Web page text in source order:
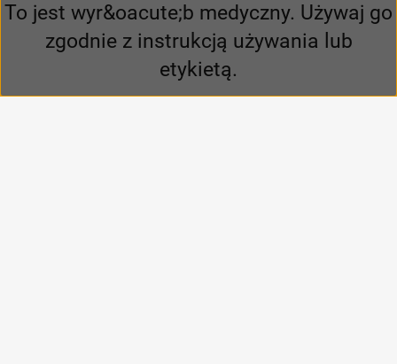
To jest wyr&oacute;b medyczny. Używaj go
zgodnie z instrukcją używania lub
etykietą.